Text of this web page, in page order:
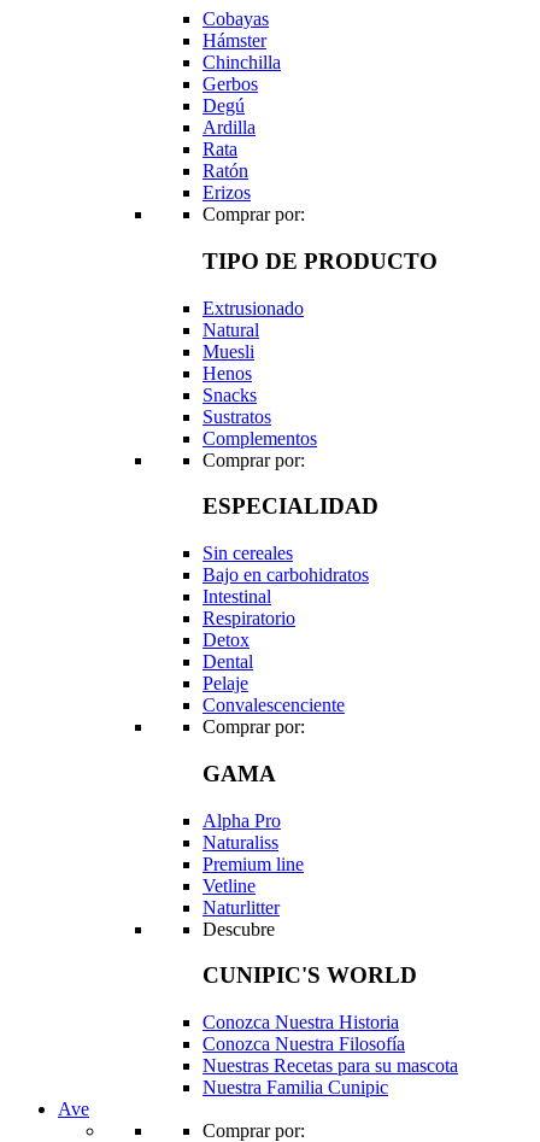
Cobayas
Hámster
Chinchilla
Gerbos
Degú
Ardilla
Rata
Ratón
Erizos
Comprar por:
TIPO DE PRODUCTO
Extrusionado
Natural
Muesli
Henos
Snacks
Sustratos
Complementos
Comprar por:
ESPECIALIDAD
Sin cereales
Bajo en carbohidratos
Intestinal
Respiratorio
Detox
Dental
Pelaje
Convalescenciente
Comprar por:
GAMA
Alpha Pro
Naturaliss
Premium line
Vetline
Naturlitter
Descubre
CUNIPIC'S WORLD
Conozca Nuestra Historia
Conozca Nuestra Filosofía
Nuestras Recetas para su mascota
Nuestra Familia Cunipic
Ave
Comprar por: